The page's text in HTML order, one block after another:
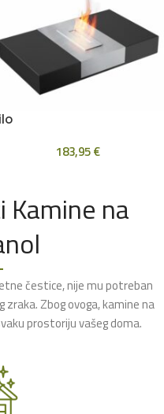
183,95€
Kamine na
čestice, nije mu potreban
zraka. Zbog ovoga, kamine na
prostoriju vašeg doma.